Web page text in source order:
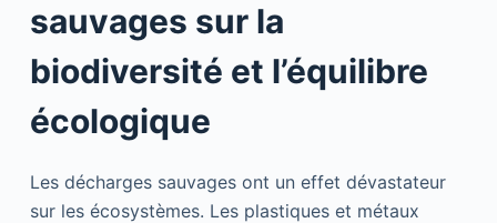
sauvages sur la
biodiversité et l’équilibre
écologique
Les décharges sauvages ont un effet dévastateur
sur les écosystèmes. Les plastiques et métaux